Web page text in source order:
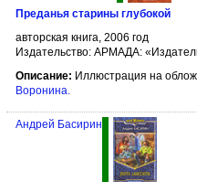
Преданья старины глубокой
авторская книга, 2006 год
Издательство: АРМАДА:
Описание: Иллюстрация на
Воронина.
Андрей Басирин